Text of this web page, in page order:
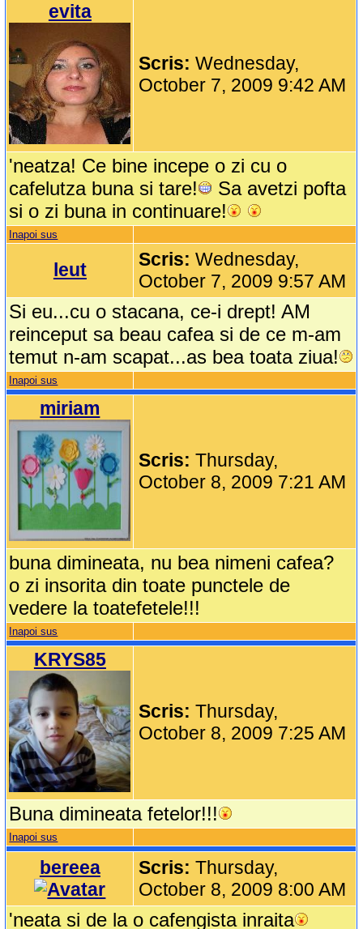
evita
Scris:Wednesday,
October 7, 2009 9:42 AM
'neatza! Ce bine incepe o zi cu o
cafelutza buna si tare!
Sa avetzi pofta
si o zi buna in continuare!
Inapoi sus
leut Scris:Wednesday,
October 7, 2009 9:57 AM
Si eu...cu o stacana, ce-i drept! AM
reinceput sa beau cafea si de ce m-am
temut n-am scapat...as bea toata ziua!
Inapoi sus
miriam
Scris:Thursday,
October 8, 2009 7:21 AM
buna dimineata, nu bea nimeni cafea?
o zi insorita din toate punctele de
vedere la toatefetele!!!
Inapoi sus
KRYS85
Scris:Thursday,
October 8, 2009 7:25 AM
Buna dimineata fetelor!!!
Inapoi sus
bereea Scris:Thursday,
October 8, 2009 8:00 AM
'neata si de la o cafengista inraita